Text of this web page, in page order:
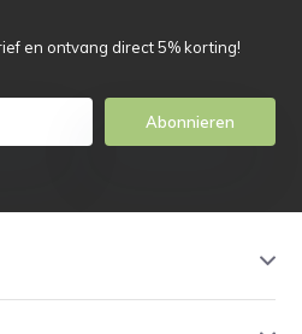
en ontvang direct 5% korting!
Abonnieren